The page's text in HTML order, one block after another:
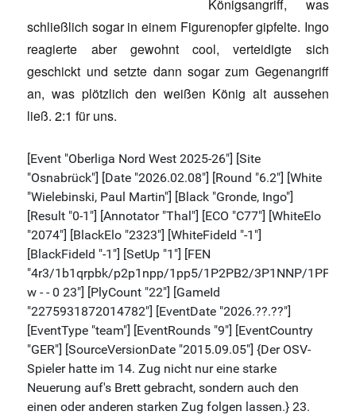
Königsangriff, was
schließlich sogar in einem Figurenopfer gipfelte. Ingo
reagierte aber gewohnt cool, verteidigte sich
geschickt und setzte dann sogar zum Gegenangriff
an, was plötzlich den weißen König alt aussehen
ließ. 2:1 für uns.